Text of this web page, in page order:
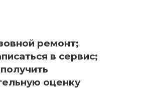
ремонт;
в сервис;
оценку